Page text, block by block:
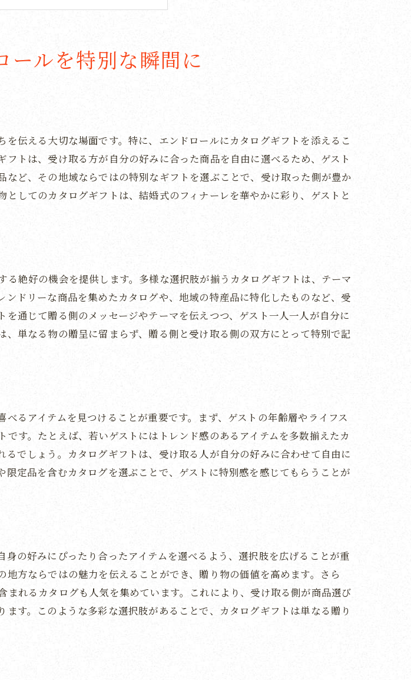
択肢を広げる
にふさわしい贈り物
カタログギフトの選び方
入れる利点
ーソナライズ方法
トの選定基準
富なラインナップ
フトの魅力
るギフト選び
トな演出
るカタログギフトの魅力
を共有する方法
える感謝の形
永続的なアイテム
別な体験を提供する
る特別な瞬間
るギフトの力
夫
ギフト選び
ールを特別な瞬間に
伝える大切な場面です。特に、エンドロールにカタログギフトを添えるこ
トは、受け取る方が自分の好みに合った商品を自由に選べるため、ゲスト
ど、その地域ならではの特別なギフトを選ぶことで、受け取った側が豊か
してのカタログギフトは、結婚式のフィナーレを華やかに彩り、ゲストと
絶好の機会を提供します。多様な選択肢が揃うカタログギフトは、テーマ
ドリーな商品を集めたカタログや、地域の特産品に特化したものなど、受
通じて贈る側のメッセージやテーマを伝えつつ、ゲスト一人一人が自分に
単なる物の贈呈に留まらず、贈る側と受け取る側の双方にとって特別で記
るアイテムを見つけることが重要です。まず、ゲストの年齢層やライフス
す。たとえば、若いゲストにはトレンド感のあるアイテムを多数揃えたカ
でしょう。カタログギフトは、受け取る人が自分の好みに合わせて自由に
定品を含むカタログを選ぶことで、ゲストに特別感を感じてもらうことが
の好みにぴったり合ったアイテムを選べるよう、選択肢を広げることが重
方ならではの魅力を伝えることができ、贈り物の価値を高めます。さら
れるカタログも人気を集めています。これにより、受け取る側が商品選び
す。このような多彩な選択肢があることで、カタログギフトは単なる贈り